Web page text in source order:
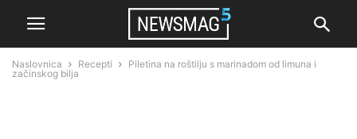
Naslovnica Recepti
Piletina na roštilju s marinadom od limuna i
začinskog bilja